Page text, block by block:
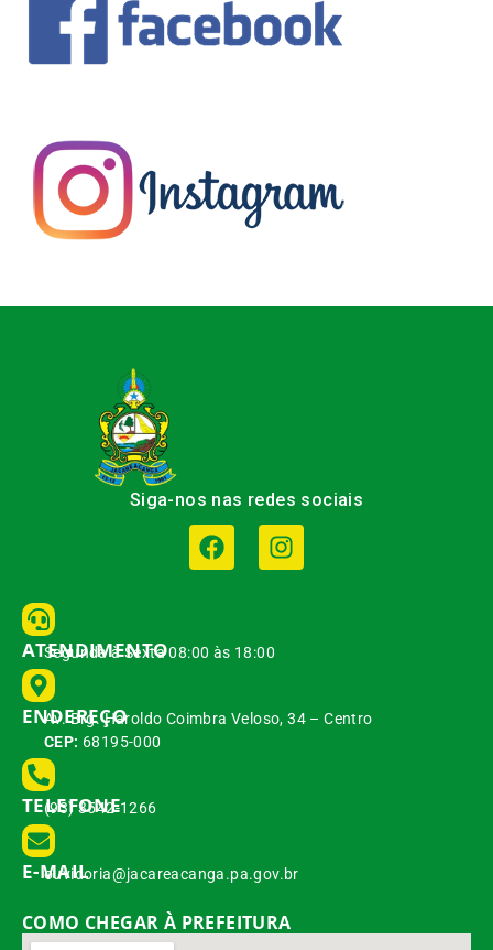
Siga-nos nas redes sociais
ATENDIMENTO
Segunda à Sexta 08:00 às 18:00
ENDEREÇO
Av. Brg. Haroldo Coimbra Veloso, 34 – Centro
CEP: 68195-000
TELEFONE
(93) 3542-1266
E-MAIL
ouvidoria@jacareacanga.pa.gov.br
COMO CHEGAR À PREFEITURA